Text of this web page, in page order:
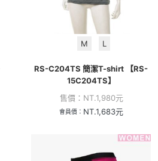
M L
RS-C204TS 簡潔T-shirt 【RS-
15C204TS】
售價： NT.1,980元
會員價： NT.1,683元